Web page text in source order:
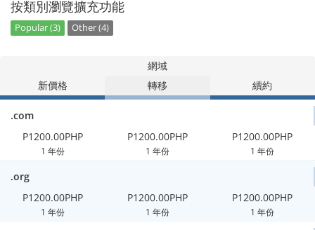
按類別瀏覽擴充功能
Popular (3) Other (4)
網域
新價格
轉移 續約
.com
P1200.00PHP
1 年份
P1200.00PHP
1 年份
P1200.00PHP
1 年份
.org
P1200.00PHP
1 年份
P1200.00PHP
1 年份
P1200.00PHP
1 年份